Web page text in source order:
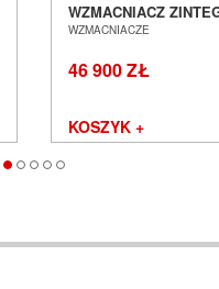
WZMACNIACZ
SALON POZNAŃ
WZMACNIACZE
46 900 ZŁ
KOSZYK +